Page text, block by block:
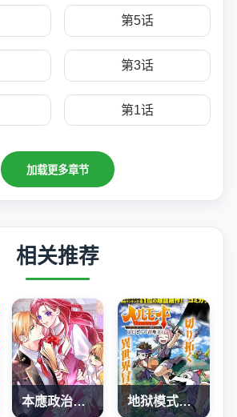
第5话
第3话
第1话
加载更多章节
相关推荐
本應政治聯姻了的前男友 （現上司）追着我求複合 地狱模式～喜欢速通游戏的玩家在废设定异世界无双